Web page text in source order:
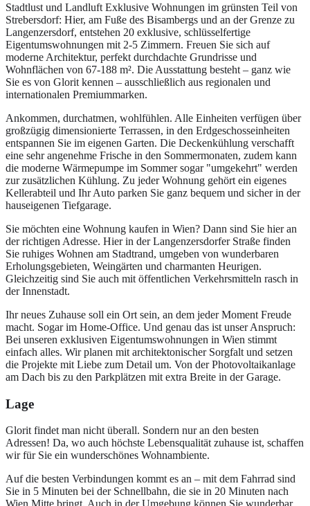
Stadtlust und Landluft Exklusive Wohnungen im grünsten Teil von
Strebersdorf: Hier, am Fuße des Bisambergs und an der Grenze zu
Langenzersdorf, entstehen 20 exklusive, schlüsselfertige
Eigentumswohnungen mit 2-5 Zimmern. Freuen Sie sich auf
moderne Architektur, perfekt durchdachte Grundrisse und
Wohnflächen von 67-188 m². Die Ausstattung besteht – ganz wie
Sie es von Glorit kennen – ausschließlich aus regionalen und
internationalen Premiummarken.
Ankommen, durchatmen, wohlfühlen. Alle Einheiten verfügen über
großzügig dimensionierte Terrassen, in den Erdgeschosseinheiten
entspannen Sie im eigenen Garten. Die Deckenkühlung verschafft
eine sehr angenehme Frische in den Sommermonaten, zudem kann
die moderne Wärmepumpe im Sommer sogar "umgekehrt" werden
zur zusätzlichen Kühlung. Zu jeder Wohnung gehört ein eigenes
Kellerabteil und Ihr Auto parken Sie ganz bequem und sicher in der
hauseigenen Tiefgarage.
Sie möchten eine Wohnung kaufen in Wien? Dann sind Sie hier an
der richtigen Adresse. Hier in der Langenzersdorfer Straße finden
Sie ruhiges Wohnen am Stadtrand, umgeben von wunderbaren
Erholungsgebieten, Weingärten und charmanten Heurigen.
Gleichzeitig sind Sie auch mit öffentlichen Verkehrsmitteln rasch in
der Innenstadt.
Ihr neues Zuhause soll ein Ort sein, an dem jeder Moment Freude
macht. Sogar im Home-Office. Und genau das ist unser Anspruch:
Bei unseren exklusiven Eigentumswohnungen in Wien stimmt
einfach alles. Wir planen mit architektonischer Sorgfalt und setzen
die Projekte mit Liebe zum Detail um. Von der Photovoltaikanlage
am Dach bis zu den Parkplätzen mit extra Breite in der Garage.
Lage
Glorit findet man nicht überall. Sondern nur an den besten
Adressen! Da, wo auch höchste Lebensqualität zuhause ist, schaffen
wir für Sie ein wunderschönes Wohnambiente.
Auf die besten Verbindungen kommt es an – mit dem Fahrrad sind
Sie in 5 Minuten bei der Schnellbahn, die sie in 20 Minuten nach